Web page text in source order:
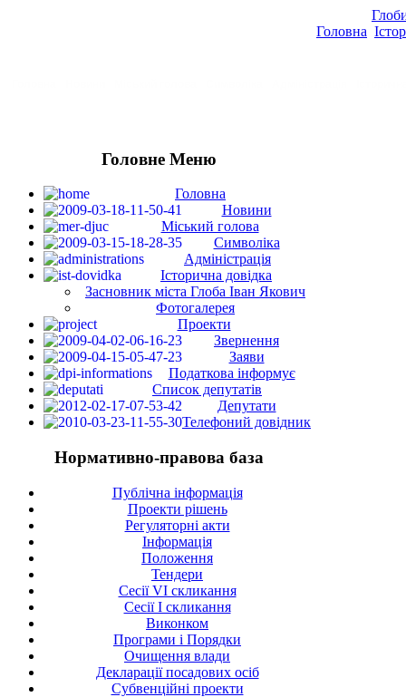
Головна
Головне Меню
Головна
Новини
Міський голова
Символіка
Адміністрація
Історична довідка
Засновник міста Глоба Іван Якович
Фотогалерея
Проекти
Звернення
Заяви
Податкова інформує
Список депутатів
Депутати
Телефоний довідник
Нормативно-правова база
Публічна інформація
Проекти рішень
Регуляторні акти
Інформація
Положення
Тендери
Сесії VI скликання
Сесії I скликання
Виконком
Програми і Порядки
Очищення влади
Декларації посадових осіб
Субвенційні проекти